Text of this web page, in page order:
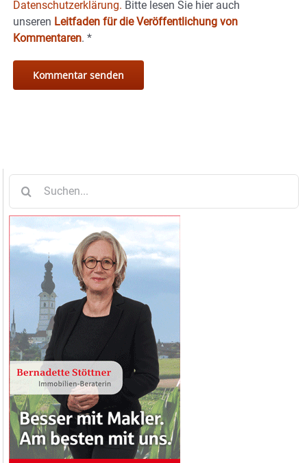
Datenschutzerklärung. Bitte lesen Sie hier auch
unseren Leitfaden für die Veröffentlichung von
Kommentaren. *
nach: